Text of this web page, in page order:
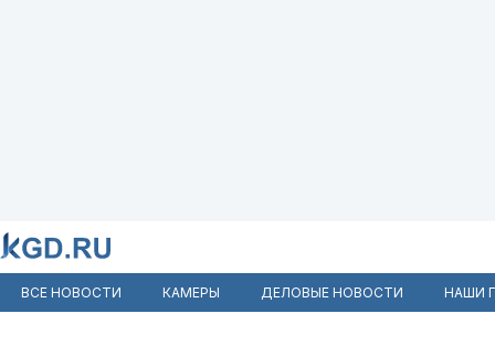
ВСЕ НОВОСТИ КАМЕРЫ ДЕЛОВЫЕ НОВОСТИ НАШИ